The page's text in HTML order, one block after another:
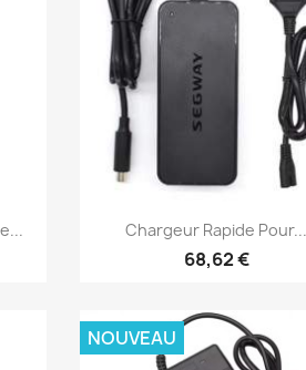
Aperçu rapide
Chargeur Rapide Pour...
68,62 €
NOUVEAU